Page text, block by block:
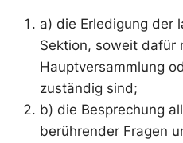
a) die Erledigung der
Sektion, soweit dafür
Hauptversammlung
zuständig sind;
b) die Besprechung
berührender Fragen